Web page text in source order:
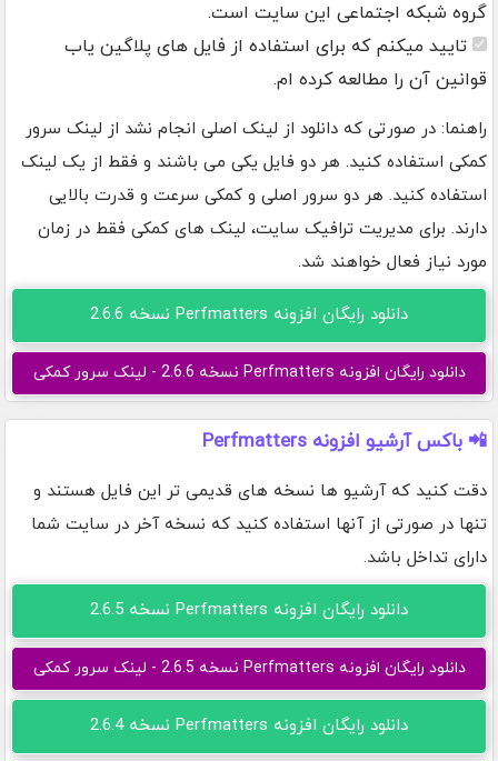
گروه شبکه اجتماعی این سایت است.
تایید میکنم که برای استفاده از فایل های پلاگین یاب
قوانین آن را مطالعه کرده ام.
راهنما: در صورتی که دانلود از لینک اصلی انجام نشد از لینک سرور
کمکی استفاده کنید. هر دو فایل یکی می باشند و فقط از یک لینک
استفاده کنید. هر دو سرور اصلی و کمکی سرعت و قدرت بالایی
دارند. برای مدیریت ترافیک سایت، لینک های کمکی فقط در زمان
مورد نیاز فعال خواهند شد.
دانلود رایگان افزونه Perfmatters نسخه 2.6.6
دانلود رایگان افزونه Perfmatters نسخه 2.6.6 - لینک سرور کمکی
📲 باکس آرشیو افزونه Perfmatters
دقت کنید که آرشیو ها نسخه های قدیمی تر این فایل هستند و
تنها در صورتی از آنها استفاده کنید که نسخه آخر در سایت شما
دارای تداخل باشد.
دانلود رایگان افزونه Perfmatters نسخه 2.6.5
دانلود رایگان افزونه Perfmatters نسخه 2.6.5 - لینک سرور کمکی
دانلود رایگان افزونه Perfmatters نسخه 2.6.4